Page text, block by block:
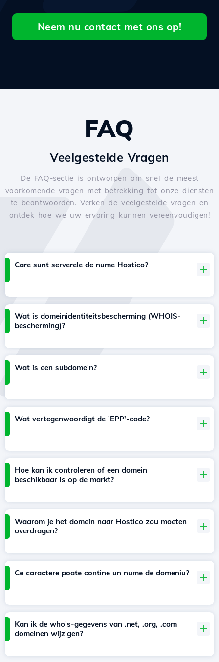
Neem nu contact met ons op!
FAQ
Veelgestelde Vragen
De FAQ-sectie is ontworpen om snel de meest
voorkomende vragen met betrekking tot onze diensten
te beantwoorden. Verken de veelgestelde vragen en
ontdek hoe we uw ervaring kunnen vereenvoudigen!
Care sunt serverele de nume Hostico?
Wat is domeinidentiteitsbescherming (WHOIS-
bescherming)?
Wat is een subdomein?
Wat vertegenwoordigt de 'EPP'-code?
Hoe kan ik controleren of een domein
beschikbaar is op de markt?
Waarom je het domein naar Hostico zou moeten
overdragen?
Ce caractere poate contine un nume de domeniu?
Kan ik de whois-gegevens van .net, .org, .com
domeinen wijzigen?